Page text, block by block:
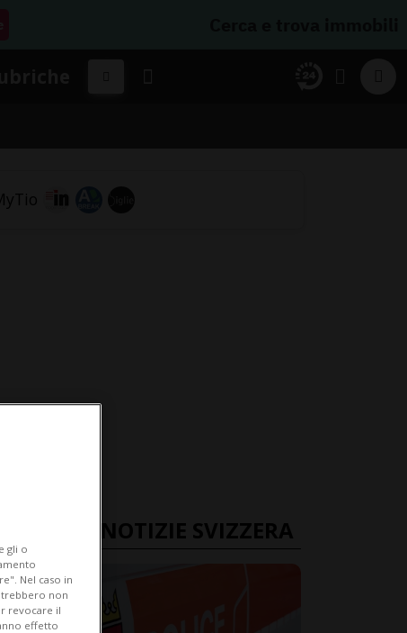
ULTIME NOTIZIE SVIZZERA
gli o
Nel caso in
non
revocare il
effetto